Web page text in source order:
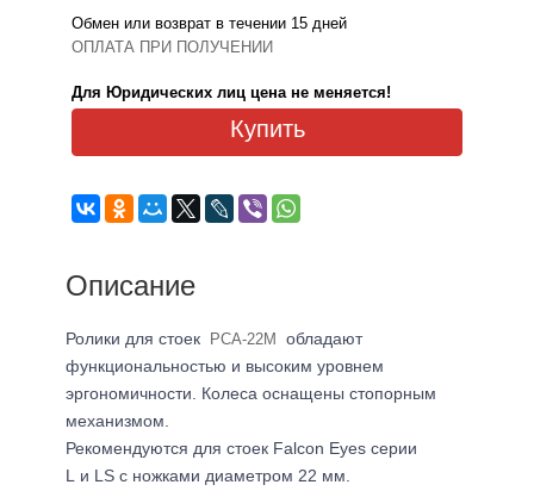
Обмен или возврат в течении 15 дней
ОПЛАТА ПРИ ПОЛУЧЕНИИ
Для Юридических лиц цена не меняется!
Купить
Описание
Ролики для стоек PCA-22M
обладают
функциональностью и высоким уровнем
эргономичности. Колеса оснащены стопорным
механизмом.
Рекомендуются для стоек Falcon Eyes серии
L
и LS с ножками диаметром 22 мм.